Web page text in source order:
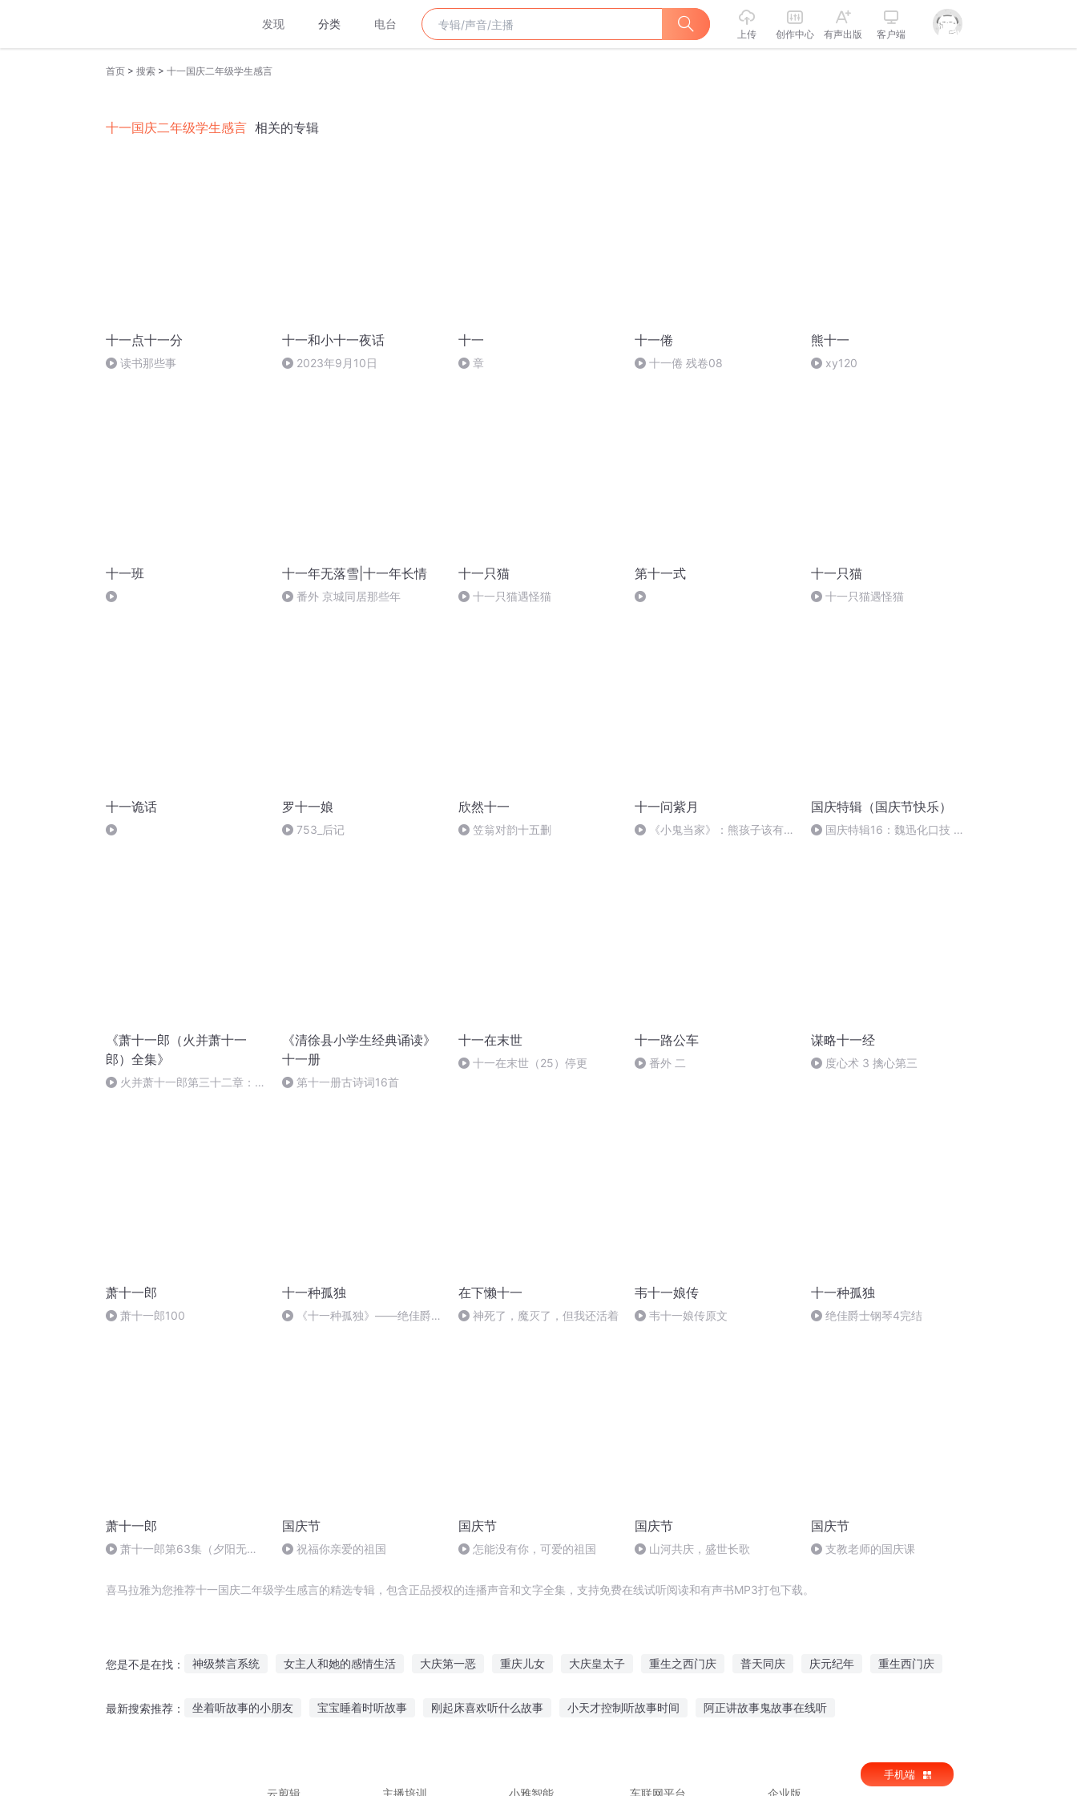
发现 分类 电台
上传 创作中心 有声出版 客户端
首页 > 搜索 > 十一国庆二年级学生感言
十一国庆二年级学生感言 相关的专辑
十一点十一分
读书那些事
十一和小十一夜话
2023年9月10日
十一
章
十一倦
十一倦 残卷08
熊十一
xy120
十一班 十一年无落雪|十一年长情
番外 京城同居那些年
十一只猫
十一只猫遇怪猫
第十一式 十一只猫
十一只猫遇怪猫
十一诡话 罗十一娘
753_后记
欣然十一
笠翁对韵十五删
十一问紫月
《小鬼当家》：熊孩子该有的
国庆特辑（国庆节快乐）
国庆特辑16：魏迅化口技 二
《萧十一郎（火并萧十一
郎）全集》
火并萧十一郎第三十二章：龙
《清徐县小学生经典诵读》
十一册
第十一册古诗词16首
十一在末世
十一在末世（25）停更
十一路公车
番外 二
谋略十一经
度心术 3 擒心第三
萧十一郎
萧十一郎100
十一种孤独
《十一种孤独》——绝佳爵士
在下懒十一
神死了，魔灭了，但我还活着
韦十一娘传
韦十一娘传原文
十一种孤独
绝佳爵士钢琴4完结
萧十一郎
萧十一郎第63集（夕阳无限
国庆节
祝福你亲爱的祖国
国庆节
怎能没有你，可爱的祖国
国庆节
山河共庆，盛世长歌
国庆节
支教老师的国庆课
喜马拉雅为您推荐十一国庆二年级学生感言的精选专辑，包含正品授权的连播声音和文字全集，支持免费在线试听阅读和有声书MP3打包下载。
您是不是在找： 神级禁言系统 女主人和她的感情生活 大庆第一恶 重庆儿女 大庆皇太子 重生之西门庆 普天同庆 庆元纪年 重生西门庆
最新搜索推荐： 坐着听故事的小朋友 宝宝睡着时听故事 刚起床喜欢听什么故事 小天才控制听故事时间 阿正讲故事鬼故事在线听
云剪辑
主播培训 小雅智能 车联网平台 企业版
手机端